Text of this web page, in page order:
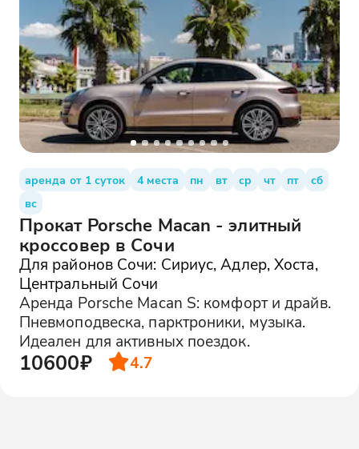
аренда от 1 суток 4 места пн вт ср чт пт
сб
вс
Прокат Porsche Macan - элитный
кроссовер в Сочи
Для районов Сочи: Сириус, Адлер, Хоста,
Центральный Сочи
Аренда Porsche Macan S: комфорт и драйв.
Пневмоподвеска, парктроники, музыка.
Идеален для активных поездок.
10600₽ 4.7